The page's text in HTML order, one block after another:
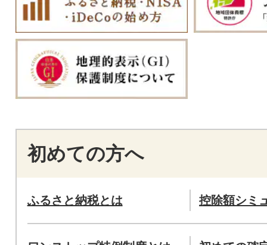
初めての方へ
ふるさと納税とは 控除額シミ